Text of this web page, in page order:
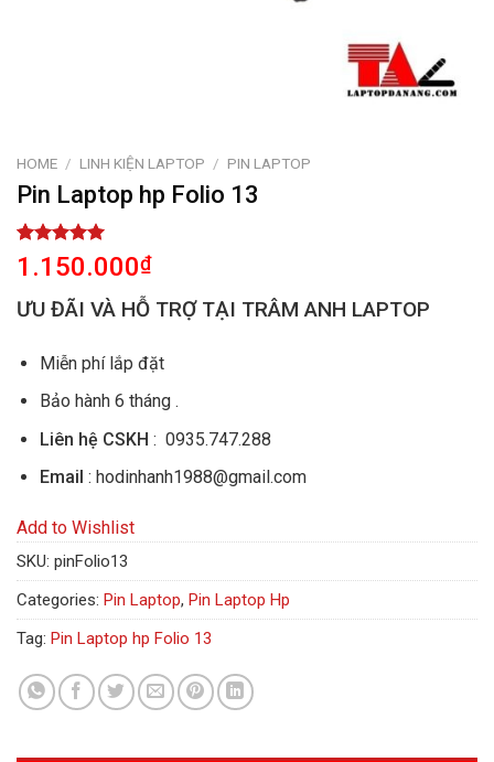
HOME / LINH KIỆN LAPTOP / PIN LAPTOP
Pin Laptop hp Folio 13
Rated5.00
out of 5
1
customer
1.150.000₫
ƯU ĐÃI VÀ HỖ TRỢ TẠI TRÂM ANH LAPTOP
Miễn phí lắp đặt
Bảo hành 6 tháng .
Liên hệ CSKH : 0935.747.288
Email : hodinhanh1988@gmail.com
Add to Wishlist
SKU: pinFolio13
Categories: Pin Laptop, Pin Laptop Hp
Tag: Pin Laptop hp Folio 13